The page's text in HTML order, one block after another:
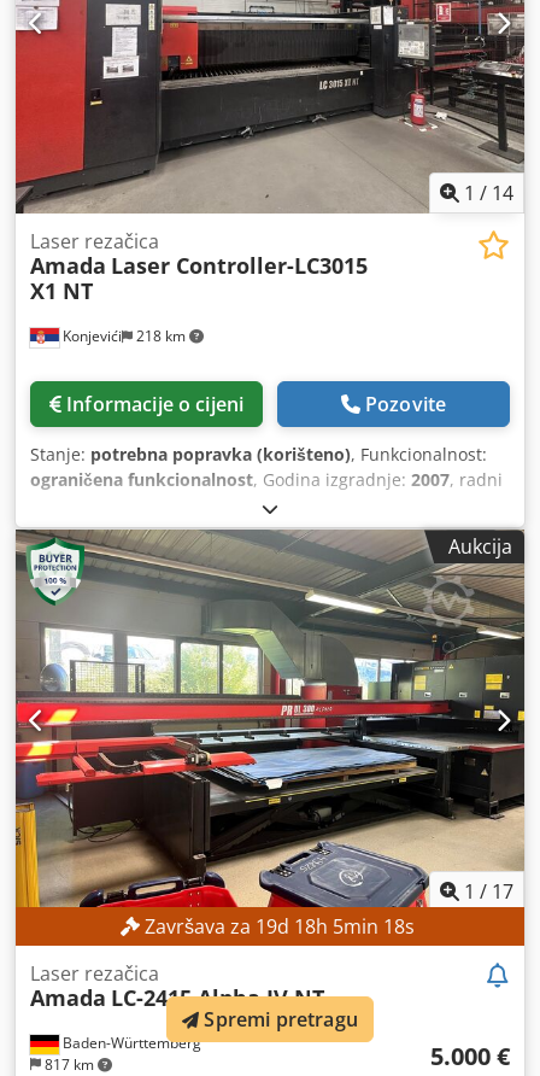
1 / 14
Konjevići 218 km
Laser rezačica
Amada Laser Controller-LC3015
X1 NT
Informacije o cijeni Pozovite
Stanje: potrebna popravka (korišteno), Funkcionalnost:
ograničena funkcionalnost, Godina izgradnje: 2007, radni
, tip upravljanja:NC kontrola
automatizacije:poluautomatski, vrsta lasera:CO₂ laser,
radni sati lasera:22.804 h , snaga lasera:4.000 W,
maksimalna debljina lima:22 mm, maks. debljina čeličnog
lima:
, maksimalna debljina lima od nehrđajućeg
čelika:8 mm, maksimalna debljina aluminijskog lima:6
mm , dužina stola:3.000 mm, širina stola:1.500 mm,
radna dužina:3.000 mm, radna širina:3.000 mm
Aukcija
1 / 17
Završava za 19d 18h 5min 15s
Baden-Württemberg
817 km
Laser rezačica
Amada LC-2415 Alpha IV NT
5.000 €
Spremi pretragu